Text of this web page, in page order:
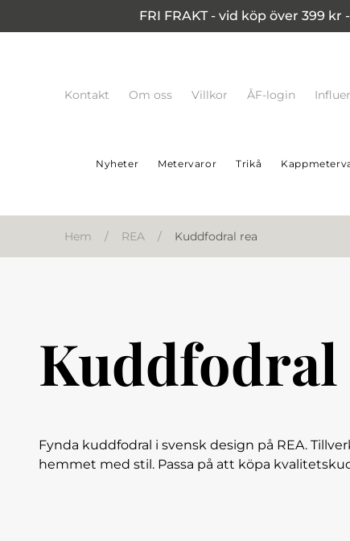
FRI FRAKT - vid köp över 399
Kontakt Om oss Villkor ÅF-login
Nyheter Metervaror Trikå
Hem / REA / Kuddfodral rea
Kuddfodral
Fynda kuddfodral i svensk design på REA.
hemmet med stil. Passa på att köpa